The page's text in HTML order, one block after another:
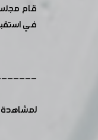
قام مجلس
في
لمشاهدة